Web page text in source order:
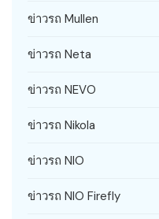
ข่าวรถ Mullen
ข่าวรถ Neta
ข่าวรถ NEVO
ข่าวรถ Nikola
ข่าวรถ NIO
ข่าวรถ NIO Firefly